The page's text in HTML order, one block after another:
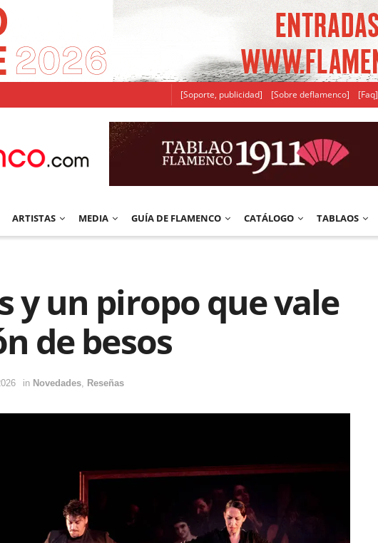
[Soporte, publicidad] [Sobre deflamenco] [Faq]
ARTISTAS MEDIA GUÍA DE FLAMENCO CATÁLOGO TABLAOS
y un piropo que vale
de besos
in Novedades, Reseñas